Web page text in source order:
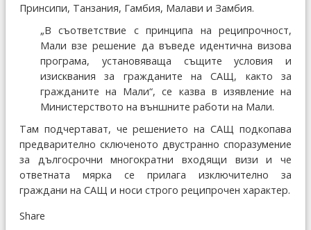
Принсипи, Танзания, Гамбия, Малави и Замбия.
„В съответствие с принципа на реципрочност,
Мали взе решение да въведе идентична визова
програма, установяваща същите условия и
изисквания за гражданите на САЩ, както за
гражданите на Мали“, се казва в изявление на
Министерството на външните работи на Мали.
Там подчертават, че решението на САЩ подкопава
предварително сключеното двустранно споразумение
за дългосрочни многократни входящи визи и че
ответната мярка се прилага изключително за
граждани на САЩ и носи строго реципрочен характер.
Share